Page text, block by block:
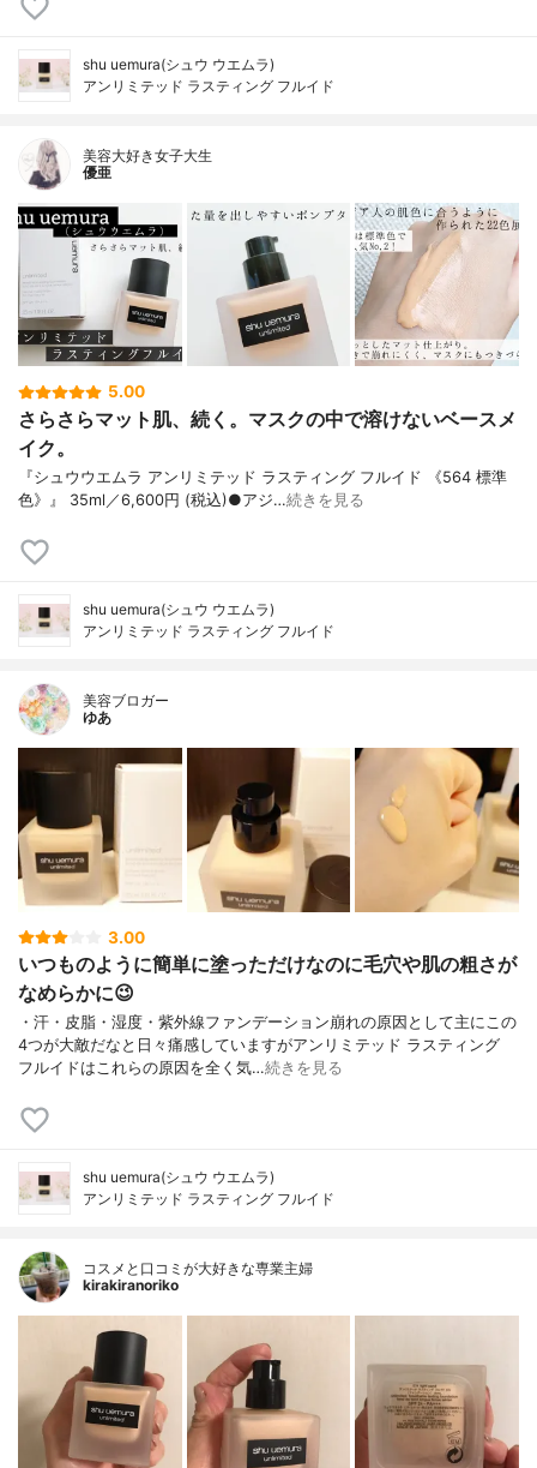
shu uemura(シュウ ウエムラ)
アンリミテッド ラスティング フルイド
美容大好き女子大生
優亜
5.00
さらさらマット肌、続く。マスクの中で溶けないベースメ
イク。
『シュウウエムラ アンリミテッド ラスティング フルイド 《564 標準
色》』 35ml／6,600円 (税込)●アジ…続きを見る
shu uemura(シュウ ウエムラ)
アンリミテッド ラスティング フルイド
美容ブロガー
ゆあ
3.00
いつものように簡単に塗っただけなのに毛穴や肌の粗さが
なめらかに😉
・汗・皮脂・湿度・紫外線ファンデーション崩れの原因として主にこの
4つが大敵だなと日々痛感していますがアンリミテッド ラスティング
フルイドはこれらの原因を全く気…続きを見る
shu uemura(シュウ ウエムラ)
アンリミテッド ラスティング フルイド
コスメと口コミが大好きな専業主婦
kirakiranoriko